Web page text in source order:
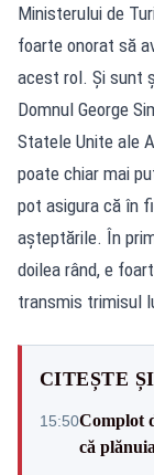
Ministerului de
foarte onorat să
acest rol. Și sunt
Domnul George
Statele Unite ale
poate chiar mai
pot asigura că în
așteptările. În
doilea rând, e
transmis trimisul
CITEȘTE ȘI
15:50Complot
că